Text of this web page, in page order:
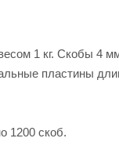
1 кг. Скобы 4
пластины
1200 скоб.